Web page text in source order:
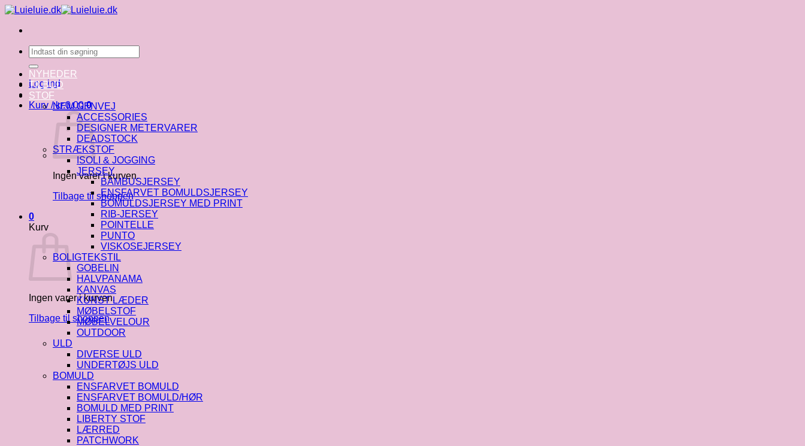
Fortsæt
indhold
Søg
efter:
Log ind
Kurv /kr.0.00 0
Ingen varer i kurven.
Tilbage til shoppen
0
Kurv
Ingen varer i kurven.
Tilbage til shoppen
NYHEDER
TILBUD
STOF
NEM GENVEJ
ACCESSORIES
DESIGNER METERVARER
DEADSTOCK
STRÆKSTOF
ISOLI & JOGGING
JERSEY
BAMBUSJERSEY
ENSFARVET BOMULDSJERSEY
BOMULDSJERSEY MED PRINT
RIB-JERSEY
POINTELLE
PUNTO
VISKOSEJERSEY
BOLIGTEKSTIL
GOBELIN
HALVPANAMA
KANVAS
KUNST LÆDER
MØBELSTOF
MØBELVELOUR
OUTDOOR
ULD
DIVERSE ULD
UNDERTØJS ULD
BOMULD
ENSFARVET BOMULD
ENSFARVET BOMULD/HØR
BOMULD MED PRINT
LIBERTY STOF
LÆRRED
PATCHWORK